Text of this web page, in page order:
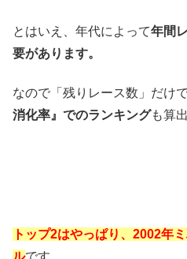
とはいえ、年代によって年間
要があります。
なので「残りレース数」だけで
消化率』でのランキングも算
トップ2はやっぱり、2002年
ルです。